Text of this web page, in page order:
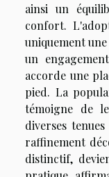
ainsi un
confort.
uniquement
un
accorde une
pied. La
témoigne de
diverses
raffinement
distinctif,